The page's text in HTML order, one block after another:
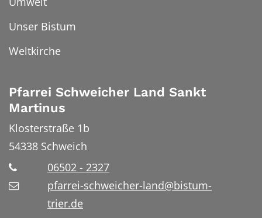
Unser Bistum
Weltkirche
Pfarrei Schweicher Land Sankt
Martinus
Klosterstraße 1b
54338 Schweich
06502 - 2327
pfarrei-schweicher-land@bistum-
trier.de